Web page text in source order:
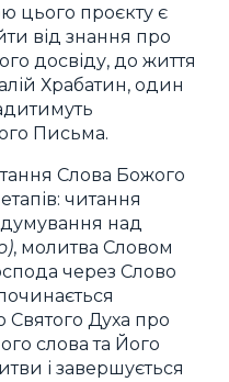
цього проєкту є
від знання про
досвіду, до життя
Храбатин, один
Письма.
Слова Божого
читання
над
, молитва Словом
через Слово
Духа про
слова та Його
і завершується